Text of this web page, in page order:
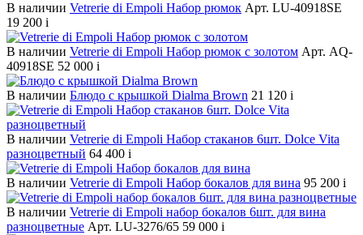
В наличии Vetrerie di Empoli Набор рюмок Арт. LU-40918SE
19 200 i
В наличии Vetrerie di Empoli Набор рюмок с золотом Арт. AQ-
40918SE 52 000 i
В наличии Блюдо с крышкой Dialma Brown 21 120 i
В наличии Vetrerie di Empoli Набор стаканов 6шт. Dolce Vita
разноцветный 64 400 i
В наличии Vetrerie di Empoli Набор бокалов для вина 95 200 i
В наличии Vetrerie di Empoli набор бокалов 6шт. для вина
разноцветные Арт. LU-3276/65 59 000 i